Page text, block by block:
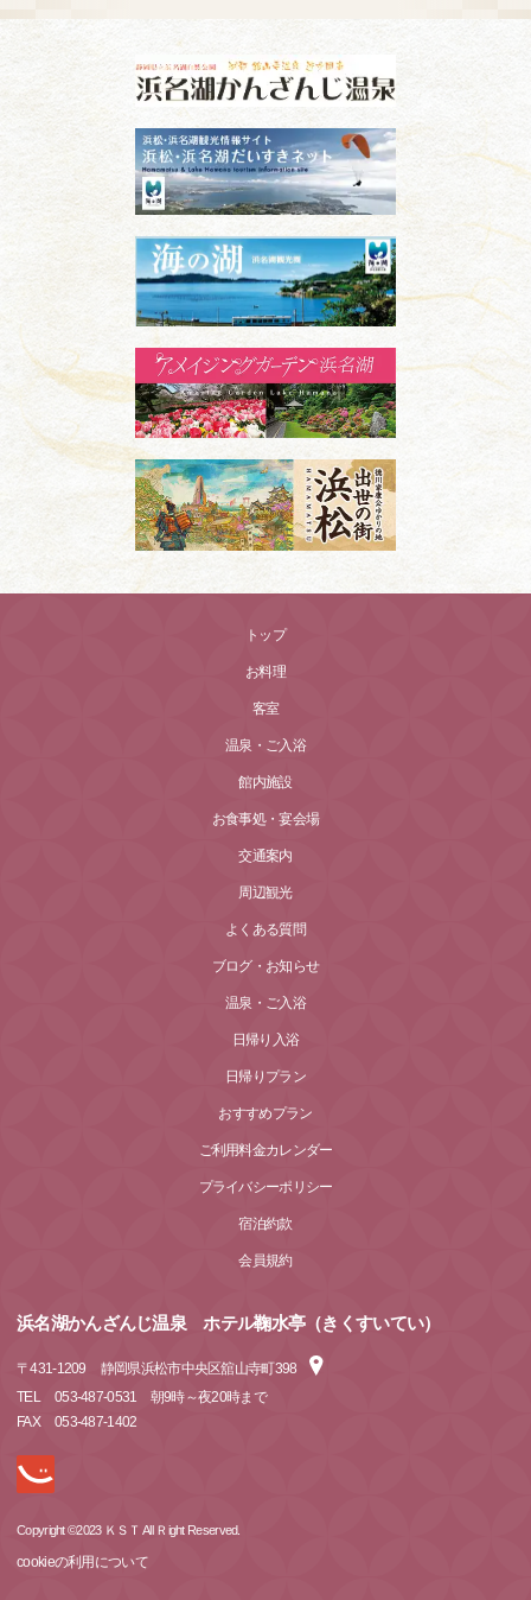
トップ
お料理
客室
温泉・ご入浴
館内施設
お食事処・宴会場
交通案内
周辺観光
よくある質問
ブログ・お知らせ
温泉・ご入浴
日帰り入浴
日帰りプラン
おすすめプラン
ご利用料金カレンダー
プライバシーポリシー
宿泊約款
会員規約
浜名湖かんざんじ温泉 ホテル鞠水亭（きくすいてい）
〒431-1209
静岡県浜松市中央区舘山寺町398
TEL
053-487-0531 朝9時～夜20時まで
FAX
053-487-1402
Copyright ©2023 ＫＳＴ All Ｒight Reserved.
cookieの利用について